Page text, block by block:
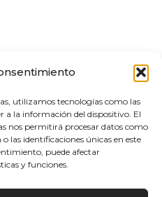
utilizamos tecnologías como las
a la información del dispositivo. El
nos permitirá procesar datos como
las identificaciones únicas en este
puede afectar
y funciones.